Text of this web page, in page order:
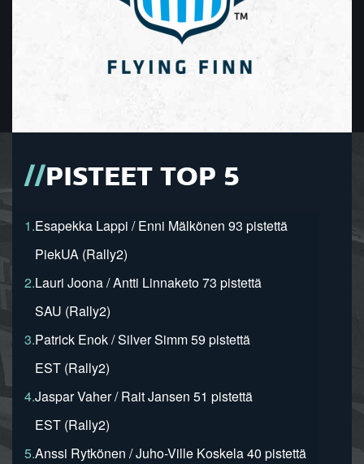
PISTEET TOP 5
1.Esapekka Lappi / Enni Mälkönen 93 pistettä
PiekUA (Rally2)
2.Lauri Joona / Antti Linnaketo 73 pistettä
SAU (Rally2)
3.Patrick Enok / Silver Simm 59 pistettä
EST (Rally2)
4.Jaspar Vaher / Rait Jansen 51 pistettä
EST (Rally2)
5.Anssi Rytkönen / Juho-Ville Koskela 40 pistettä